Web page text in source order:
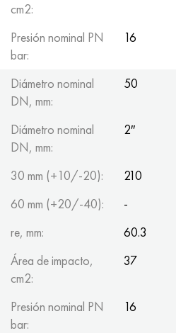
cm2:
Presión nominal PN
bar:
16
Diámetro nominal
DN, mm:
50
Diámetro nominal
DN, mm:
2″
30 mm (+10/-20):
210
60 mm (+20/-40):
-
re, mm:
60.3
Área de impacto,
cm2:
37
Presión nominal PN
bar:
16